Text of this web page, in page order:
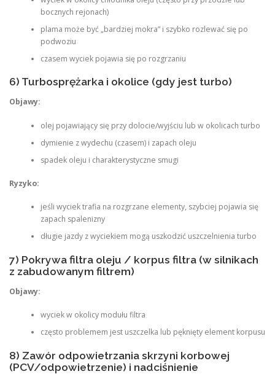
bocznych rejonach)
plama może być „bardziej mokra” i szybko rozlewać się po
podwoziu
czasem wyciek pojawia się po rozgrzaniu
6) Turbosprężarka i okolice (gdy jest turbo)
Objawy:
olej pojawiający się przy dolocie/wyjściu lub w okolicach turbo
dymienie z wydechu (czasem) i zapach oleju
spadek oleju i charakterystyczne smugi
Ryzyko:
jeśli wyciek trafia na rozgrzane elementy, szybciej pojawia się
zapach spalenizny
długie jazdy z wyciekiem mogą uszkodzić uszczelnienia turbo
7) Pokrywa filtra oleju / korpus filtra (w silnikach
z zabudowanym filtrem)
Objawy:
wyciek w okolicy modułu filtra
często problemem jest uszczelka lub pęknięty element korpusu
8) Zawór odpowietrzania skrzyni korbowej
(PCV/odpowietrzenie) i nadciśnienie